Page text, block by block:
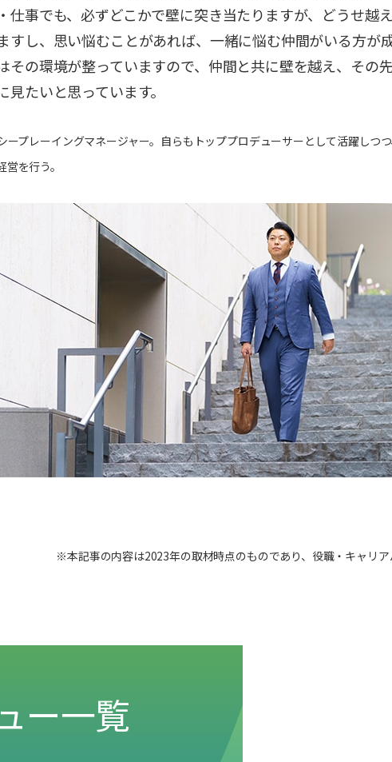
仕事でも、必ずどこかで壁に突き当たりますが、どうせ越
すし、思い悩むことがあれば、一緒に悩む仲間がいる方が
その環境が整っていますので、仲間と共に壁を越え、その
見たいと思っています。
ープレーイングマネージャー。自らもトッププロデューサーとして活躍しつ
を行う。
※本記事の内容は2023年の取材時点のものであり、役職・キャリア
ー一覧